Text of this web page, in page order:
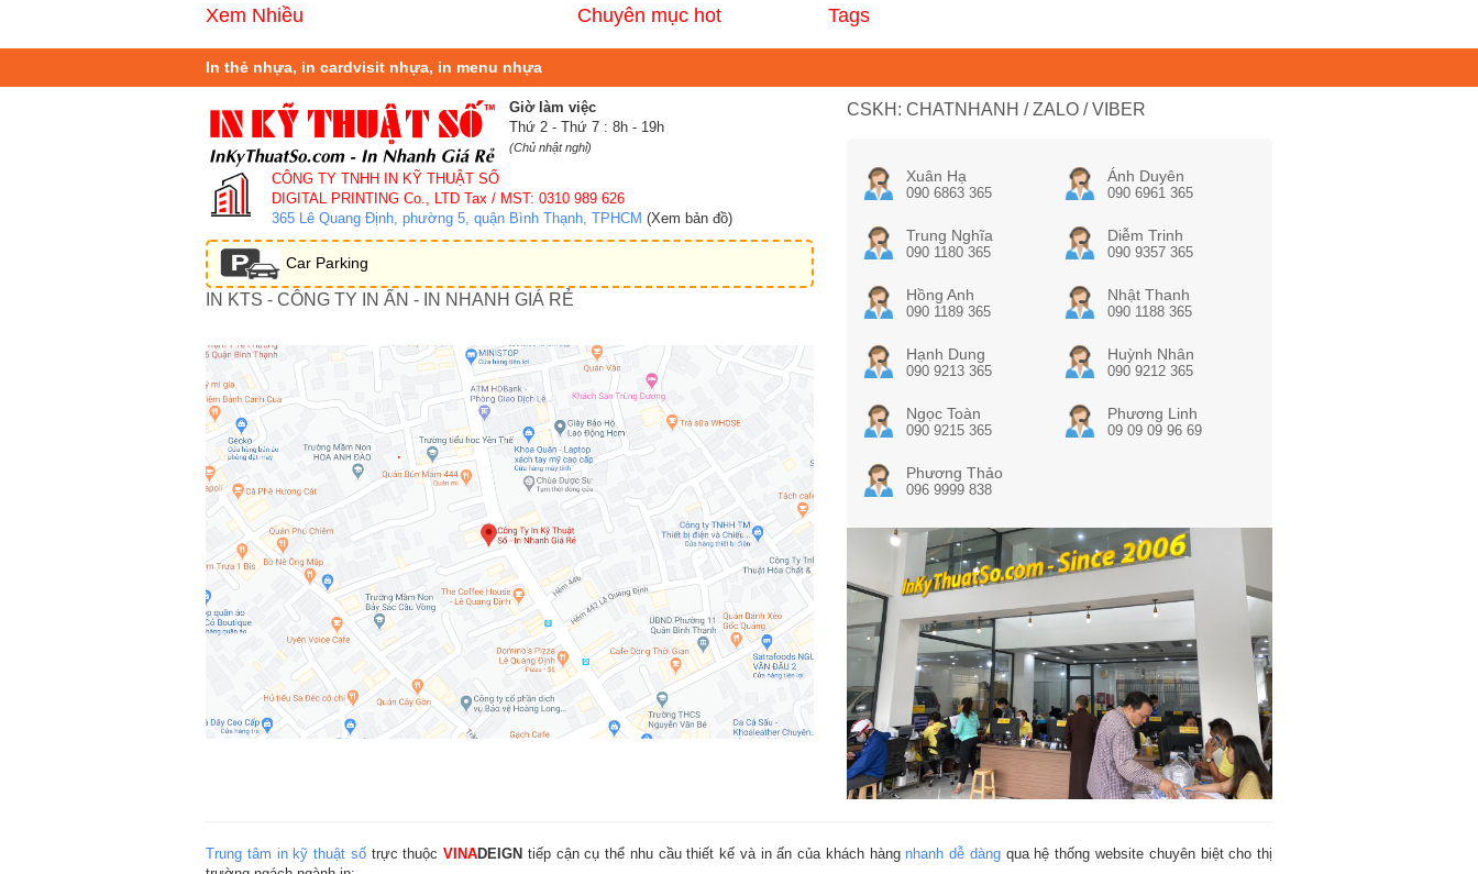
Xem Nhiều Chuyên mục hot Tags
In thẻ nhựa, in cardvisit nhựa, in menu nhựa
Giờ làm việc
Thứ 2 - Thứ 7 : 8h - 19h
(Chủ nhật nghỉ)
CÔNG TY TNHH IN KỸ THUẬT SỐ
DIGITAL PRINTING Co., LTD Tax / MST: 0310 989 626
365 Lê Quang Định, phường 5, quận Bình Thạnh, TPHCM (Xem bản đồ)
Car Parking
IN KTS - CÔNG TY IN ẤN - IN NHANH GIÁ RẺ
CSKH: CHATNHANH / ZALO / VIBER
Xuân Hạ
090 6863 365
Ánh Duyên
090 6961 365
Trung Nghĩa
090 1180 365
Diễm Trinh
090 9357 365
Hồng Anh
090 1189 365
Nhật Thanh
090 1188 365
Hạnh Dung
090 9213 365
Huỳnh Nhân
090 9212 365
Ngọc Toàn
090 9215 365
Phương Linh
09 09 09 96 69
Phương Thảo
096 9999 838
Trung tâm in kỹ thuật sốtrực thuộcVINADEIGN tiếp cận cụ thể nhu cầu thiết kế và in ấn của khách hàng nhanh dễ dàngqua hệ thống website chuyên biệt cho thị